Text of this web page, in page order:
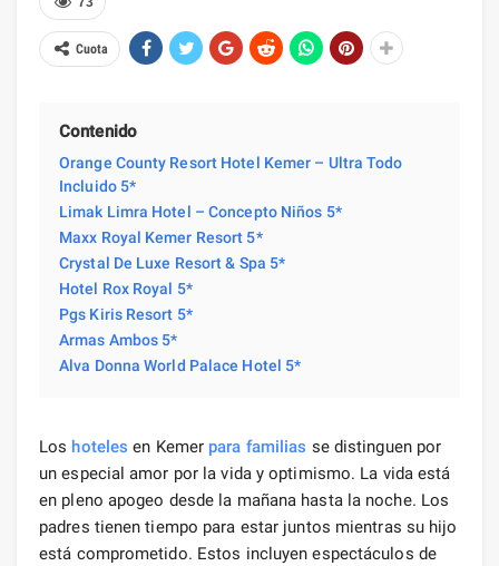
Cuota
Contenido
Orange County Resort Hotel Kemer – Ultra Todo
Incluido 5*
Limak Limra Hotel – Concepto Niños 5*
Maxx Royal Kemer Resort 5*
Crystal De Luxe Resort & Spa 5*
Hotel Rox Royal 5*
Pgs Kiris Resort 5*
Armas Ambos 5*
Alva Donna World Palace Hotel 5*
Los hoteles en Kemer para familias se distinguen por
un especial amor por la vida y optimismo. La vida está
en pleno apogeo desde la mañana hasta la noche. Los
padres tienen tiempo para estar juntos mientras su hijo
está comprometido. Estos incluyen espectáculos de